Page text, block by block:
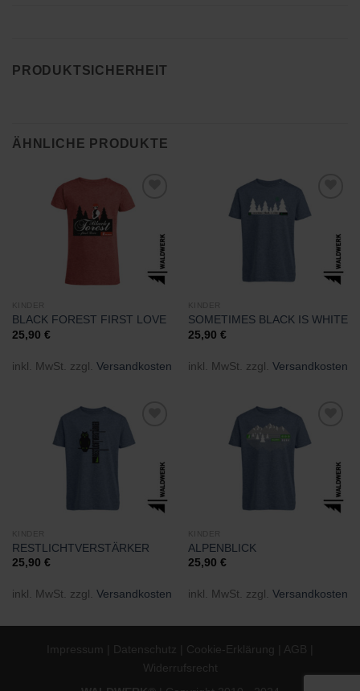
PRODUKTSICHERHEIT
ÄHNLICHE PRODUKTE
Zu
Wunschliste
hinzufügen
KINDER
BLACK FOREST FIRST LOVE
25,90 €
inkl. MwSt. zzgl. Versandkosten
Zu
Wunschliste
hinzufügen
KINDER
SOMETIMES BLACK IS WHITE
25,90 €
inkl. MwSt. zzgl. Versandkosten
Zu
Wunschliste
hinzufügen
KINDER
RESTLICHTVERSTÄRKER
25,90 €
inkl. MwSt. zzgl. Versandkosten
Zu
Wunschliste
hinzufügen
KINDER
ALPENBLICK
25,90 €
inkl. MwSt. zzgl. Versandkosten
Impressum Datenschutz Cookie-Erklärung AGB
Widerrufsrecht